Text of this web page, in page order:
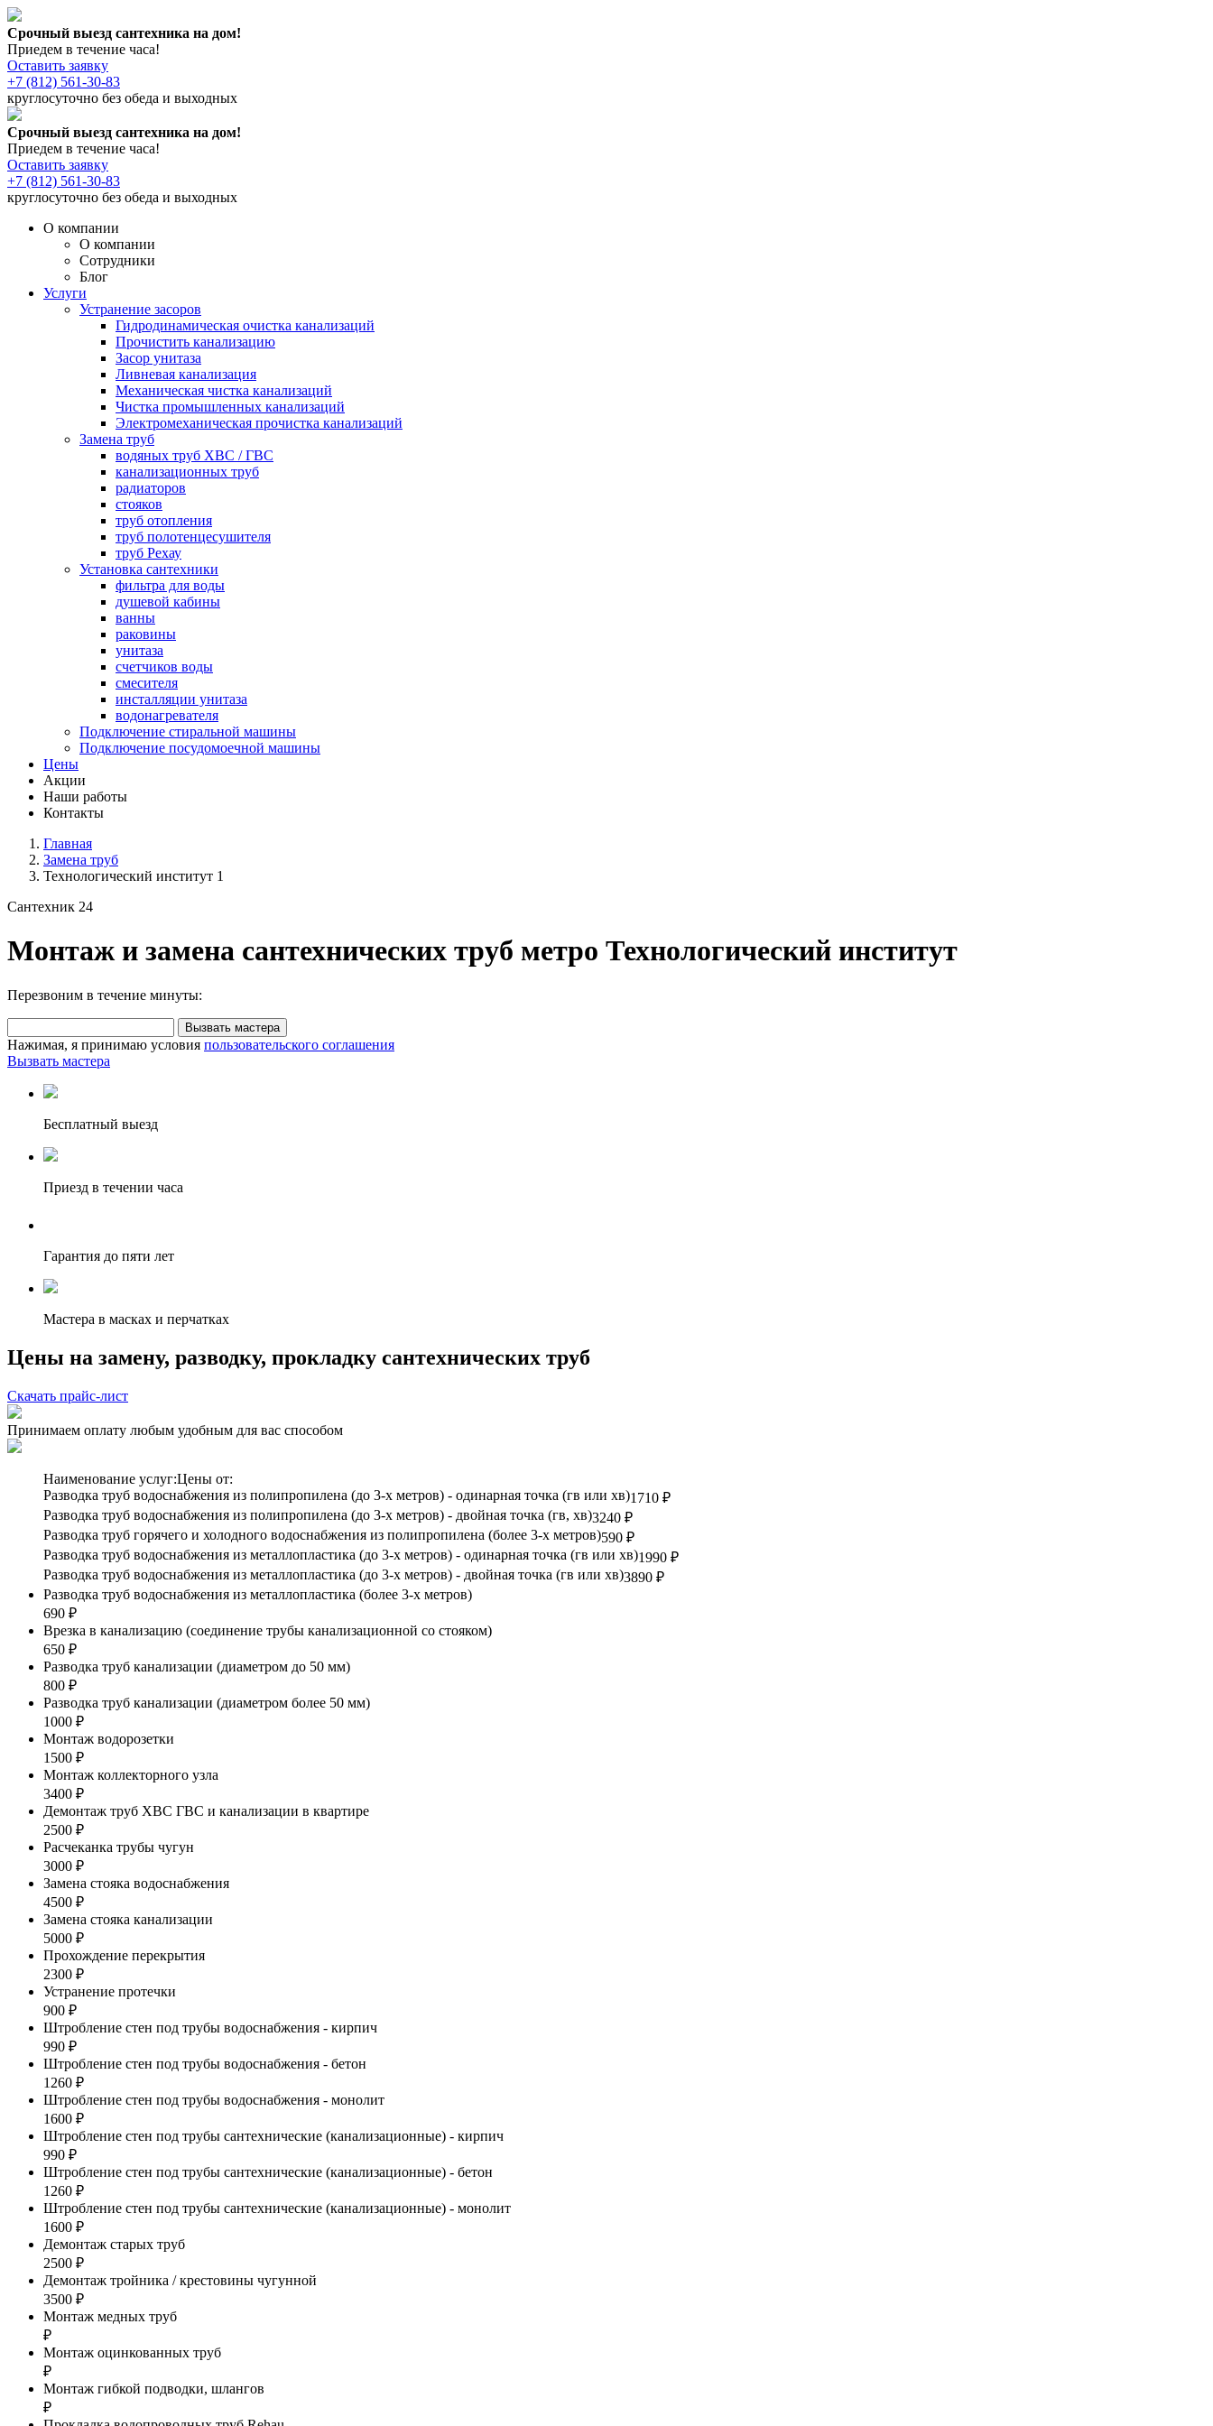
Срочный выезд сантехника на дом!
Приедем в течение часа!
Оставить заявку
+7 (812) 561-30-83
круглосуточно без обеда и выходных
Срочный выезд сантехника на дом!
Приедем в течение часа!
Оставить заявку
+7 (812) 561-30-83
круглосуточно без обеда и выходных
О компании
О компании
Сотрудники
Блог
Услуги
Устранение засоров
Гидродинамическая очистка канализаций
Прочистить канализацию
Засор унитаза
Ливневая канализация
Механическая чистка канализаций
Чистка промышленных канализаций
Электромеханическая прочистка канализаций
Замена труб
водяных труб ХВС / ГВС
канализационных труб
радиаторов
стояков
труб отопления
труб полотенцесушителя
труб Рехау
Установка сантехники
фильтра для воды
душевой кабины
ванны
раковины
унитаза
счетчиков воды
смесителя
инсталляции унитаза
водонагревателя
Подключение стиральной машины
Подключение посудомоечной машины
Цены
Акции
Наши работы
Контакты
Главная
Замена труб
Технологический институт 1
Сантехник 24
Монтаж и замена сантехнических труб метро Технологический институт
Перезвоним в течение минуты:
Вызвать мастера
Нажимая, я принимаю условия пользовательского соглашения
Вызвать мастера
Бесплатный выезд
Приезд в течении часа
Гарантия до пяти лет
Мастера в масках и перчатках
Цены на замену, разводку, прокладку сантехнических труб
Скачать прайс-лист
Принимаем оплату любым удобным для вас способом
Наименование услуг:Цены от:
Разводка труб водоснабжения из полипропилена (до 3-х метров) - одинарная точка (гв или хв)1710 ₽
Разводка труб водоснабжения из полипропилена (до 3-х метров) - двойная точка (гв, хв)3240 ₽
Разводка труб горячего и холодного водоснабжения из полипропилена (более 3-х метров)590 ₽
Разводка труб водоснабжения из металлопластика (до 3-х метров) - одинарная точка (гв или хв)1990 ₽
Разводка труб водоснабжения из металлопластика (до 3-х метров) - двойная точка (гв или хв)3890 ₽
Разводка труб водоснабжения из металлопластика (более 3-х метров)
690 ₽
Врезка в канализацию (соединение трубы канализационной со стояком)
650 ₽
Разводка труб канализации (диаметром до 50 мм)
800 ₽
Разводка труб канализации (диаметром более 50 мм)
1000 ₽
Монтаж водорозетки
1500 ₽
Монтаж коллекторного узла
3400 ₽
Демонтаж труб ХВС ГВС и канализации в квартире
2500 ₽
Расчеканка трубы чугун
3000 ₽
Замена стояка водоснабжения
4500 ₽
Замена стояка канализации
5000 ₽
Прохождение перекрытия
2300 ₽
Устранение протечки
900 ₽
Штробление стен под трубы водоснабжения - кирпич
990 ₽
Штробление стен под трубы водоснабжения - бетон
1260 ₽
Штробление стен под трубы водоснабжения - монолит
1600 ₽
Штробление стен под трубы сантехнические (канализационные) - кирпич
990 ₽
Штробление стен под трубы сантехнические (канализационные) - бетон
1260 ₽
Штробление стен под трубы сантехнические (канализационные) - монолит
1600 ₽
Демонтаж старых труб
2500 ₽
Демонтаж тройника / крестовины чугунной
3500 ₽
Монтаж медных труб
₽
Монтаж оцинкованных труб
₽
Монтаж гибкой подводки, шлангов
₽